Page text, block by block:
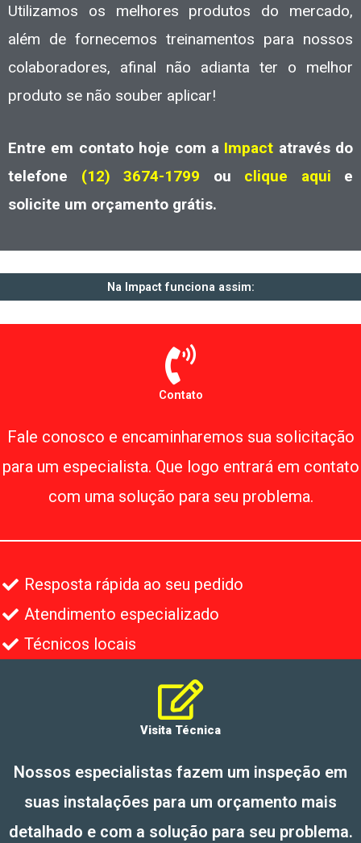
Utilizamos os melhores produtos do mercado,
além de fornecemos treinamentos para nossos
colaboradores, afinal não adianta ter o melhor
produto se não souber aplicar!
Entre em contato hoje com a Impact através do
telefone (12) 3674-1799 ou clique aqui
e
solicite um orçamento grátis.
Na Impact funciona assim:
Contato
Fale conosco e encaminharemos sua solicitação
para um especialista. Que logo entrará em contato
com uma solução para seu problema.
Resposta rápida ao seu pedido
Atendimento especializado
Técnicos locais
Visita Técnica
Nossos especialistas fazem um inspeção em
suas instalações para um orçamento mais
detalhado e com a solução para seu problema.